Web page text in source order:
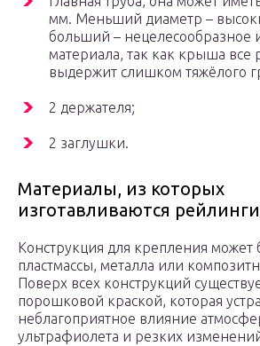
мм. Меньший диаметр –
больший – нецелесообразное
материала, так как крыша все
выдержит слишком тяжёлого
2 держателя;
2 заглушки.
Материалы, из которых
изготавливаются рейлинги
Конструкция для крепления может
пластмассы, металла или
Поверх всех конструкций
порошковой краской, которая
неблагоприятное влияние
ультрафиолета и резких